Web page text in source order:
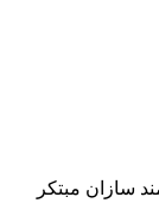
سازان مبتکر